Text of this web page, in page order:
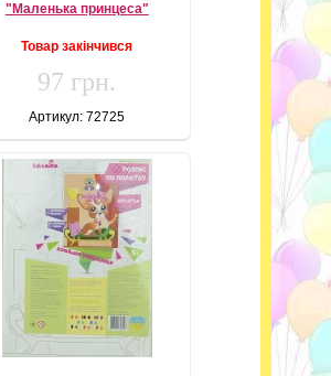
"Маленька принцеса"
Товар закінчився
97 грн.
Артикул: 72725